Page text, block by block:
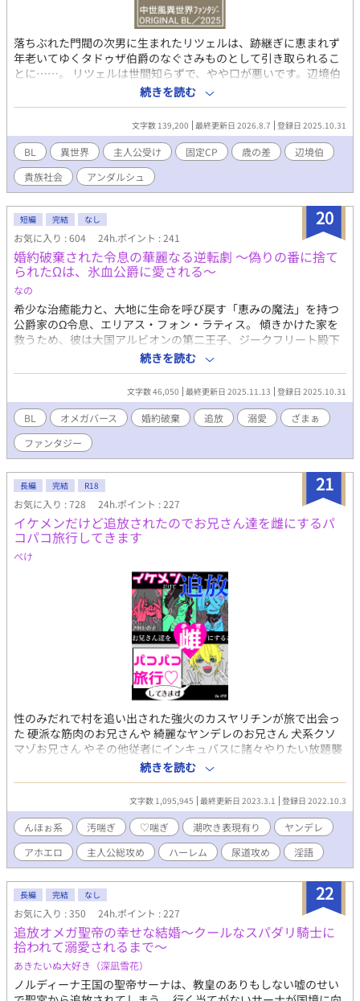
落ちぶれた門閥の次男に生まれたリツェルは、跡継ぎに恵まれず
年老いてゆくタドゥザ伯爵のなぐさみものとして引き取られるこ
とに……。 リツェルは世間知らずで、やや口が悪いです。辺境伯
と愛し合う展開は後半（第80話以降）からです。 ※ 独自設定あ
り。暗めな前置き長め。貴族や騎士のいる世界です。主人公は転
移／転生者ではありません。男性は妊娠・出産しません。 ※ 暴力
的なシーンが含まれる話には、閲覧注意と表示しておきます。 ※
投稿作品はすべて自力です。AI学習・盗用を固く禁じます。
続きを読む
文字数 139,200 最終更新日 2026.8.7 登録日 2025.10.31
BL 異世界 主人公受け 固定CP 歳の差
辺境伯
貴族社会
アンダルシュ
20
短編 完結 なし
お気に入り : 604 24h.ポイント : 241
婚約破棄された令息の華麗なる逆転劇 ～偽りの番に捨て
られたΩは、氷血公爵に愛される～
なの
希少な治癒能力と、大地に生命を呼び戻す「恵みの魔法」を持つ
公爵家のΩ令息、エリアス・フォン・ラティス。 傾きかけた家を
救うため、彼は大国アルビオンの第二王子、ジークフリート殿下
（α）との「政略的な番契約」を受け入れた。 家のため、領民の
ため、そして―― 少しでも自分を必要としてくれる人がいるのな
ら、それでいいと信じて。 だが、運命の番だと信じていた相手
は、彼の想いを最初から踏みにじっていた。 「Ωの魔力さえ手に
入れば、あんな奴はもう要らない」 その冷たい声が、彼の世界を
壊した。 すべてを失い、偽りの罪を着せられ追放されたエリアス
がたどり着いたのは、隣国ルミナスの地。 そこで出会ったのは、
「氷血公爵」と呼ばれる孤高のα、アレクシス・ヴァン・レイヴン
だった。 人を寄せつけないほど冷ややかな瞳の奥に、誰よりも深
い孤独を抱えた男。 アレクシスは、心に傷を抱えながらも懸命に
生きようとするエリアスに惹かれ、次第にその凍てついた心を溶
かしていく。 失われた誇りを取り戻すため、そして真実の愛を掴
むため。 今、令息の華麗なる逆転劇が始まる。
続きを読む
文字数 46,050 最終更新日 2025.11.13 登録日 2025.10.31
BL オメガバース 婚約破棄 追放 溺愛
ざまぁ
ファンタジー
21
長編 完結 R18
お気に入り : 728 24h.ポイント : 227
イケメンだけど追放されたのでお兄さん達を雌にするパ
コパコ旅行してきます
ぺけ
性のみだれで村を追い出された強火のカスヤリチンが旅で出会っ
た 硬派な筋肉のお兄さんや 綺麗なヤンデレのお兄さん 犬系クソ
マゾお兄さん やその他従者にインキュバスに諸々やりたい放題襲
って性的に食べ、搾乳や汚♡喘ぎセックスをしてはしゃぐ主人公
視点総攻め毎話ヤってる低俗ハーレム系ファンタジーBL。 ムーン
の転載です 30話目くらいから汚喘ぎが酷くなります 作者
Twitter(@A0o6U)にて間も無く完結ありがとうアンケート実施
中。 お気軽に感想などもお聞かせください。
続きを読む
文字数 1,095,945 最終更新日 2023.3.1 登録日 2022.10.3
んほぉ系 汚喘ぎ ♡喘ぎ 潮吹き表現有り
ヤンデレ
アホエロ
主人公総攻め ハーレム 尿道攻め 淫語
22
長編 完結 なし
お気に入り : 350 24h.ポイント : 227
追放オメガ聖帝の幸せな結婚〜クールなスパダリ騎士に
拾われて溺愛されるまで〜
あきたいぬ大好き（深凪雪花）
ノルディーナ王国の聖帝サーナは、教皇のありもしない嘘のせい